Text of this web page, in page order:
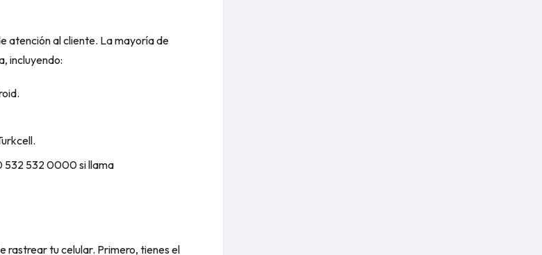
atención al cliente. La mayoría de
incluyendo:
532 532 0000 si llama
rastrear tu celular. Primero, tienes el